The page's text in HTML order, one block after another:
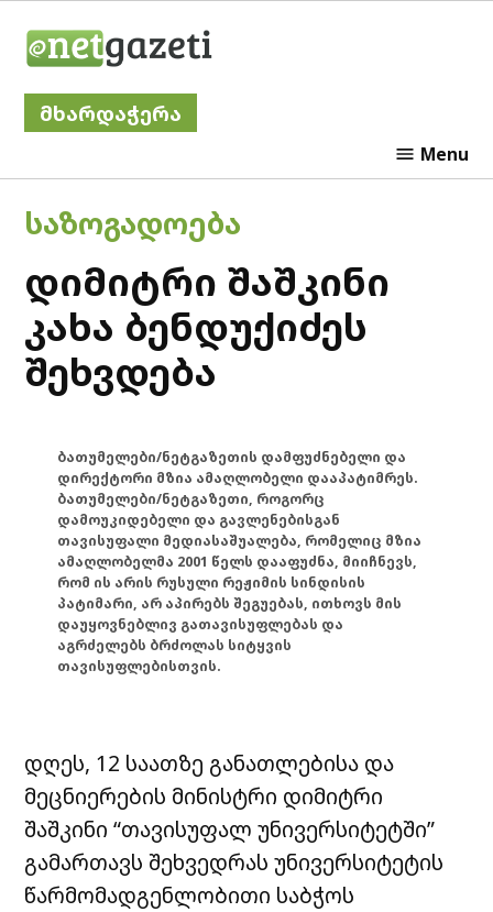
მხარდაჭერა
Menu
POSTED
ᲡᲐᲖᲝᲒᲐᲓᲝᲔᲑᲐ
დიმიტრი შაშკინი
კახა ბენდუქიძეს
შეხვდება
ბათუმელები/ნეტგაზეთის დამფუძნებელი და
დირექტორი მზია ამაღლობელი დააპატიმრეს.
ბათუმელები/ნეტგაზეთი, როგორც
დამოუკიდებელი და გავლენებისგან
თავისუფალი მედიასაშუალება, რომელიც მზია
ამაღლობელმა 2001 წელს დააფუძნა, მიიჩნევს,
რომ ის არის რუსული რეჟიმის სინდისის
პატიმარი, არ აპირებს შეგუებას, ითხოვს მის
დაუყოვნებლივ გათავისუფლებას და
აგრძელებს ბრძოლას სიტყვის
თავისუფლებისთვის.
დღეს, 12 საათზე განათლებისა და
მეცნიერების მინისტრი დიმიტრი
შაშკინი “თავისუფალ უნივერსიტეტში”
გამართავს შეხვედრას უნივერსიტეტის
წარმომადგენლობითი საბჭოს